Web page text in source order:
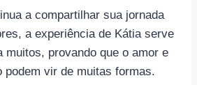
a compartilhar sua jornada
a experiência de Kátia serve
muitos, provando que o amor e
podem vir de muitas formas.